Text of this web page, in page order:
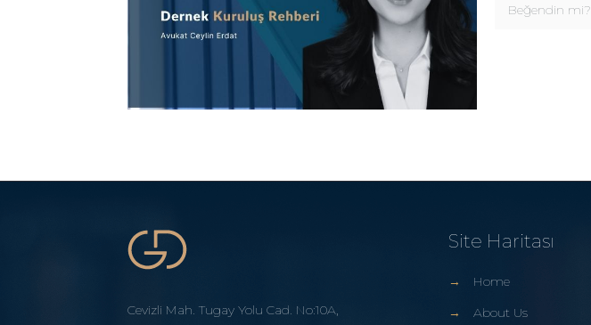
Beğendin mi?
Cevizli Mah. Tugay Yolu Cad. No:10A,
Site Haritası
→
Home
→
About Us